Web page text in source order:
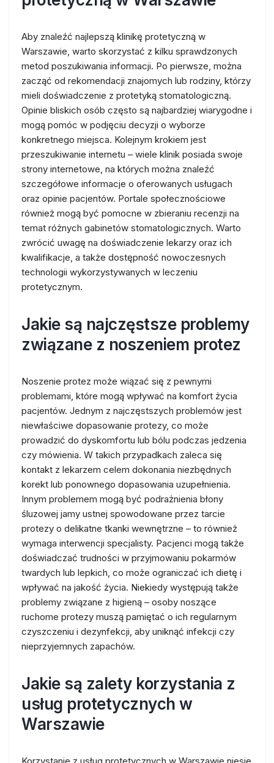
Aby znaleźć najlepszą klinikę protetyczną w
Warszawie, warto skorzystać z kilku sprawdzonych
metod poszukiwania informacji. Po pierwsze, można
zacząć od rekomendacji znajomych lub rodziny, którzy
mieli doświadczenie z protetyką stomatologiczną.
Opinie bliskich osób często są najbardziej wiarygodne i
mogą pomóc w podjęciu decyzji o wyborze
konkretnego miejsca. Kolejnym krokiem jest
przeszukiwanie internetu – wiele klinik posiada swoje
strony internetowe, na których można znaleźć
szczegółowe informacje o oferowanych usługach
oraz opinie pacjentów. Portale społecznościowe
również mogą być pomocne w zbieraniu recenzji na
temat różnych gabinetów stomatologicznych. Warto
zwrócić uwagę na doświadczenie lekarzy oraz ich
kwalifikacje, a także dostępność nowoczesnych
technologii wykorzystywanych w leczeniu
protetycznym.
Jakie są najczęstsze problemy
związane z noszeniem protez
Noszenie protez może wiązać się z pewnymi
problemami, które mogą wpływać na komfort życia
pacjentów. Jednym z najczęstszych problemów jest
niewłaściwe dopasowanie protezy, co może
prowadzić do dyskomfortu lub bólu podczas jedzenia
czy mówienia. W takich przypadkach zaleca się
kontakt z lekarzem celem dokonania niezbędnych
korekt lub ponownego dopasowania uzupełnienia.
Innym problemem mogą być podrażnienia błony
śluzowej jamy ustnej spowodowane przez tarcie
protezy o delikatne tkanki wewnętrzne – to również
wymaga interwencji specjalisty. Pacjenci mogą także
doświadczać trudności w przyjmowaniu pokarmów
twardych lub lepkich, co może ograniczać ich dietę i
wpływać na jakość życia. Niekiedy występują także
problemy związane z higieną – osoby noszące
ruchome protezy muszą pamiętać o ich regularnym
czyszczeniu i dezynfekcji, aby uniknąć infekcji czy
nieprzyjemnych zapachów.
Jakie są zalety korzystania z
usług protetycznych w
Warszawie
Korzystanie z usług protetycznych w Warszawie niesie